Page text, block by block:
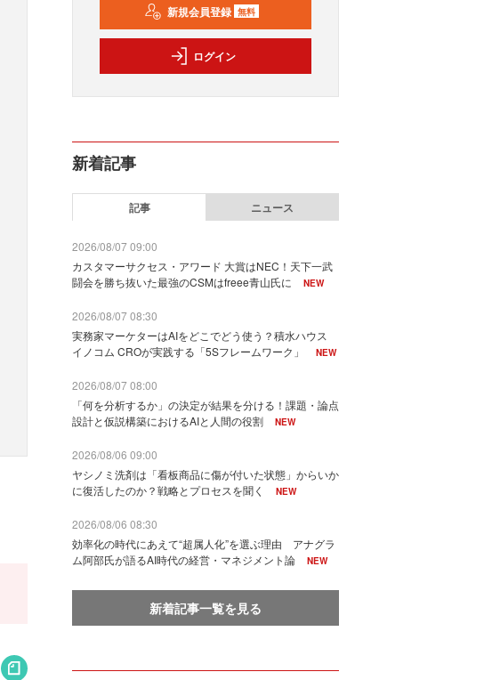
新規会員登録 無料
ログイン
新着記事
記事 ニュース
2026/08/07 09:00
カスタマーサクセス・アワード 大賞はNEC！天下一武
闘会を勝ち抜いた最強のCSMはfreee青山氏に
NEW
2026/08/07 08:30
実務家マーケターはAIをどこでどう使う？積水ハウス
イノコム CROが実践する「5Sフレームワーク」
NEW
2026/08/07 08:00
「何を分析するか」の決定が結果を分ける！課題・論点
設計と仮説構築におけるAIと人間の役割
NEW
2026/08/06 09:00
ヤシノミ洗剤は「看板商品に傷が付いた状態」からいか
に復活したのか？戦略とプロセスを聞く
NEW
2026/08/06 08:30
効率化の時代にあえて“超属人化”を選ぶ理由 アナグラ
ム阿部氏が語るAI時代の経営・マネジメント論
NEW
新着記事一覧を見る